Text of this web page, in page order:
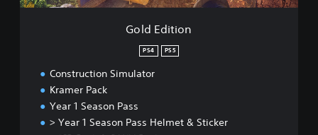
Gold Edition
PS4 PS5
Construction Simulator
Kramer Pack
Year 1 Season Pass
> Year 1 Season Pass Helmet & Sticker